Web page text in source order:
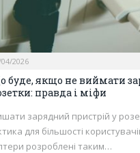
2026
буде, якщо не виймати
правда і міфи
зарядний пристрій у
для більшості
розроблені таким…